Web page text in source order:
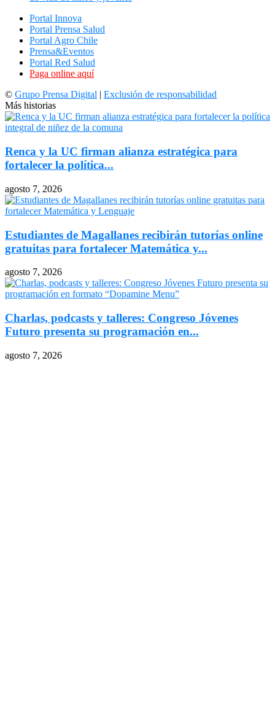
Portal Innova
Portal Prensa Salud
Portal Agro Chile
Prensa&Eventos
Portal Red Salud
Paga online aquí
© Grupo Prensa Digital | Exclusión de responsabilidad
Más historias
Renca y la UC firman alianza estratégica para
fortalecer la política...
agosto 7, 2026
Estudiantes de Magallanes recibirán tutorías online
gratuitas para fortalecer Matemática y...
agosto 7, 2026
Charlas, podcasts y talleres: Congreso Jóvenes
Futuro presenta su programación en...
agosto 7, 2026